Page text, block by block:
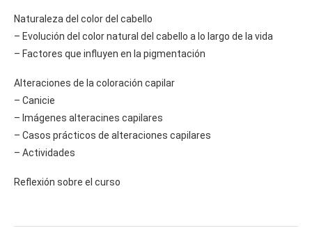
Naturaleza del color del cabello
– Evolución del color natural del cabello a lo largo de la vida
– Factores que influyen en la pigmentación
Alteraciones de la coloración capilar
– Canicie
– Imágenes alteracines capilares
– Casos prácticos de alteraciones capilares
– Actividades
Reflexión sobre el curso